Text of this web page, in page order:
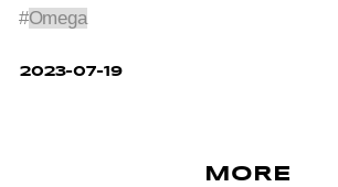
#Omega
2023-07-19
MORE